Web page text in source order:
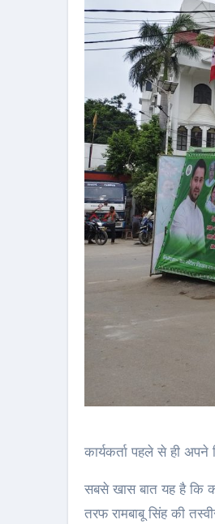
कार्यकर्ता पहले से ही अपने
सबसे खास बात यह है कि
तरफ रामबाबू सिंह की